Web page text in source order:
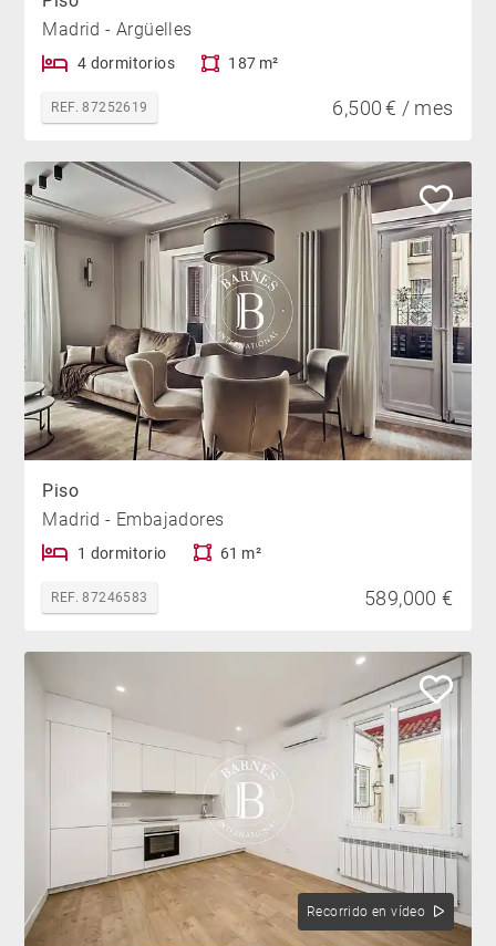
Madrid - Argüelles
4 dormitorios 187 m²
REF. 87252619 6,500 € / mes
Piso
Madrid - Embajadores
1 dormitorio 61 m²
REF. 87246583 589,000 €
Recorrido en vídeo